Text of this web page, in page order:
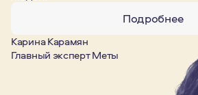
Подробнее
Карина Карамян
Главный эксперт Меты